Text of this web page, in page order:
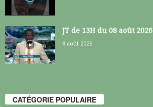
JT de 13H du 08 août 2026
8 août 2026
CATÉGORIE POPULAIRE